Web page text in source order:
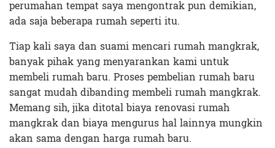
perumahan tempat saya mengontrak pun demikian,
ada saja beberapa rumah seperti itu.
Tiap kali saya dan suami mencari rumah mangkrak,
banyak pihak yang menyarankan kami untuk
membeli rumah baru. Proses pembelian rumah baru
sangat mudah dibanding membeli rumah mangkrak.
Memang sih, jika ditotal biaya renovasi rumah
mangkrak dan biaya mengurus hal lainnya mungkin
akan sama dengan harga rumah baru.